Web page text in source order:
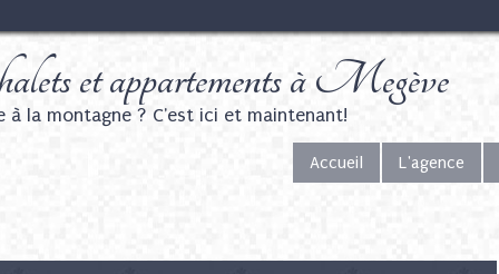
et appartements à Megève
à la montagne ? C'est ici et maintenant!
Accueil L'agence